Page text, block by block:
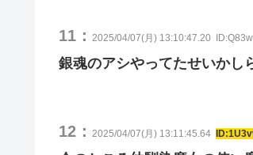
11： 2025/04/07(月) 13:10:47.20
銀魂のアシやってたせいかし
12： 2025/04/07(月) 13:11:45.64